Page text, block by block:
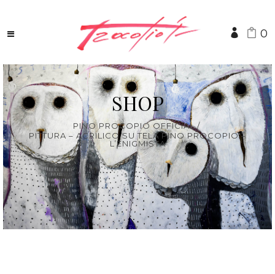
0
SHOP
PINO PROCOPIO OFFICIAL/
PITTURA – ACRILICO SU TELA PINO PROCOPIO –
L’ENIGMISTA